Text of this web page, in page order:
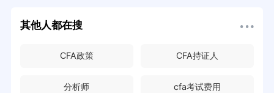
其他人都在搜
CFA政策 CFA持证人
分析师 cfa考试费用